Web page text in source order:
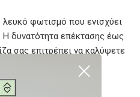
φωτισμό που ενισχύει
δυνατότητα επέκτασης έως
σας επιτρέπει να καλύψετε
ενιαίο και ομοιόμορφο